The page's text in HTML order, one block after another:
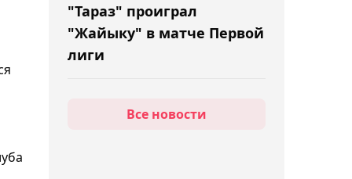
"Тараз" проиграл
"Жайыку" в матче Первой
лиги
Владимир Слишкович
Все новости